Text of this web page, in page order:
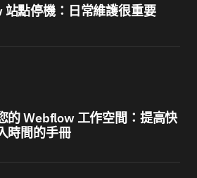
站點停機：日常維護很重要
的 Webflow 工作空間：提高快
時間的手冊